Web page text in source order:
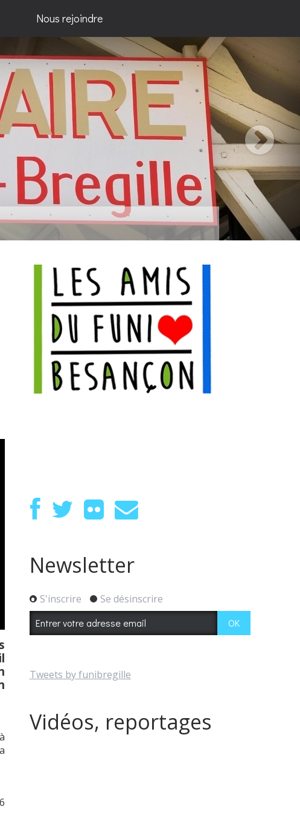
Nous rejoindre
passion...
Newsletter
S'inscrire Se désinscrire
Tweets by funibregille
Vidéos, reportages